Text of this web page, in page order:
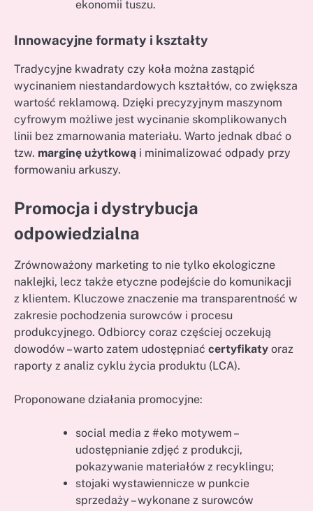
ekonomii tuszu.
Innowacyjne formaty i kształty
Tradycyjne kwadraty czy koła można zastąpić
wycinaniem niestandardowych kształtów, co zwiększa
wartość reklamową. Dzięki precyzyjnym maszynom
cyfrowym możliwe jest wycinanie skomplikowanych
linii bez zmarnowania materiału. Warto jednak dbać o
tzw. marginę użytkową i minimalizować odpady przy
formowaniu arkuszy.
Promocja i dystrybucja
odpowiedzialna
Zrównoważony marketing to nie tylko ekologiczne
naklejki, lecz także etyczne podejście do komunikacji
z klientem. Kluczowe znaczenie ma transparentność w
zakresie pochodzenia surowców i procesu
produkcyjnego. Odbiorcy coraz częściej oczekują
dowodów – warto zatem udostępniać certyfikaty oraz
raporty z analiz cyklu życia produktu (LCA).
Proponowane działania promocyjne:
social media z #eko motywem –
udostępnianie zdjęć z produkcji,
pokazywanie materiałów z recyklingu;
stojaki wystawiennicze w punkcie
sprzedaży – wykonane z surowców